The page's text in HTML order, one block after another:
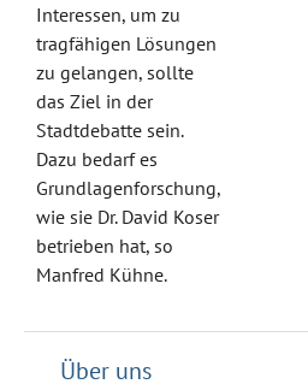
Interessen, um zu
tragfähigen Lösungen
zu gelangen, sollte
das Ziel in der
Stadtdebatte sein.
Dazu bedarf es
Grundlagenforschung,
wie sie Dr. David Koser
betrieben hat, so
Manfred Kühne.
Über uns